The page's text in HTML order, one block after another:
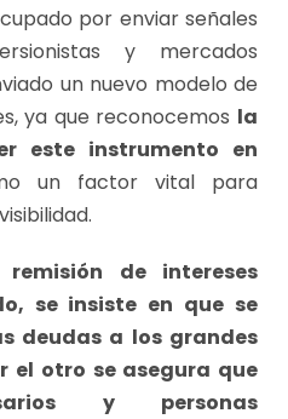
por enviar señales
y mercados
un nuevo modelo de
ya que reconocemos la
este instrumento en
un factor vital para
de intereses
se insiste en que se
deudas a los grandes
el otro se asegura que
y personas